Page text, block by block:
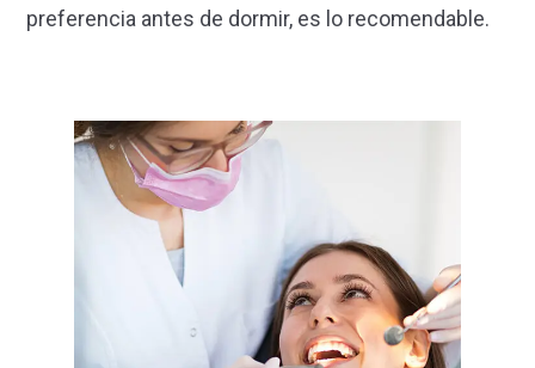
preferencia antes de dormir, es lo recomendable.